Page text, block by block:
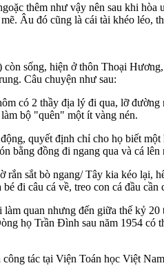
thêm như vậy nên sau khi
Âu đó cũng là cái tài khéo léo,
sống, hiện ở thôn Thoại
Câu chuyện như sau:
có 2 thầy địa lý đi qua, lỡ
bộ "quên" một ít vàng nén.
quyết định chỉ cho họ biết
bằng đồng đi ngang qua và cá
sắt bò ngang/ Tây kia kéo lại,
đi câu cá về, treo con cá đầu
quan nhưng đến giữa thế kỷ
họ Trần Đình sau năm 1954
tác tại Viện Toán học Việt